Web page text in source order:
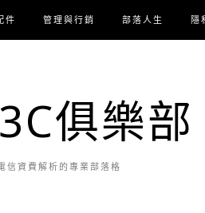
件 管理與行銷 部落人生 隱
俱樂部
信資費解析的專業部落格